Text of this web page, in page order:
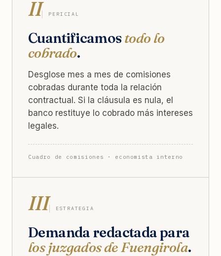
II PERICIAL
Cuantificamostodo lo
cobrado.
Desglose mes a mes de comisiones
cobradas durante toda la relación
contractual. Si la cláusula es nula, el
banco restituye lo cobrado más intereses
legales.
Cuadro de comisiones · economista interno
III ESTRATEGIA
Demanda redactada para
los juzgados de Fuengirola.